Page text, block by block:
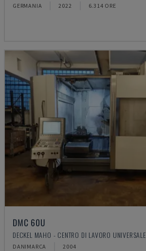
GERMANIA 2022 6.314 ORE
DMC 60U
DECKEL MAHO - CENTRO DI LAVORO UNIVERSALE
DANIMARCA 2004